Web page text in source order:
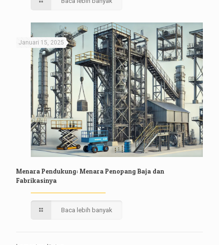
Januari 15, 2025
Menara Pendukung: Menara Penopang Baja dan
Fabrikasinya
Baca lebih banyak